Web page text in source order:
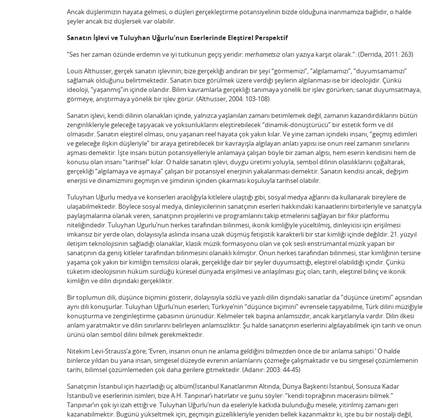
Ancak düşlerimizin hayata gelmesi, o düşleri gerçekleştirme potansiyelinin bizde olduğuna inanmamıza bağlıdır, o halde
şeyler ancak biz düşlersek var olabilir.
Sanatın İşlevi ve Tuluyhan Uğurlu’nun Eserlerinde Eleştirel Perspektif
“Ses her zaman özünde erdemin ve iyi tutkunun geçiş yeridir:merhametsizolan yazıya karşıt olarak.”: (Derrida, 2011: 263)
Louis Althusser, gerçek sanatın işlevinin; bize gerçekliği andıran bir şeyi “görmemizi”, “algılamamızı”, “duyumsamamızı”
sağlamak olduğunu belirtmektedir. Sanatın bize görülmek üzere verdiği şeylerin algılanması ise bir ideolojidir. Çünkü
ideoloji, “yaşanmış”ın içinde olandır. Bilim kavramlarla gerçekliği tanımaya yönelik bir işlev görürken; sanat duyumsatmaya,
görmeye, anıştırmaya yönelik bir işlev görür. (Althusser, 2004: 103-108)
Sanatın işlevi, kendi dilinin olanakları içinde, yalnızca yaşlanılan zamanı betimlemek değil, zamanın kazandırdıklarını bütün
zenginlikleriyle geleceğe taşıyacak ve yoksunluklarını eleştirebilecek “dinamik-dönüştürücü” bir estetik form ve dil
olmasıdır. Sanatın eleştirel olması, onu yaşanan reel hayata çok yakın kılar. Ve yine zaman içindeki insanı, “geçmiş edimleri
ve geleceğe ilişkin düşleriyle” bir araya getirebilecek bir kavrayışla algılayan anlatı yapısı ise onun reel zamanın sınırlarını
aşması demektir. İşte insanı bütün potansiyelleriyle anlamaya çalışan böyle bir zaman algısı, hem eserin kendisini hem de
konusu olan insanı “tarihsel” kılar. O halde sanatın işlevi, duygu üretimi yoluyla, sembol dilinin olasılıklarını çoğaltarak,
gerçekliği “algılamaya ve aşmaya” çalışan bir potansiyel enerjinin yakalanması demektir. Sanatın kendisi ancak, değişim
enerjisi ve dinamizmini geçmişin ve şimdinin içinden çıkarması koşuluyla tarihsel olabilir.
Tuluyhan Uğurlu medya ve konserleri aracılığıyla kitlelere ulaştığı gibi, sosyal medya ağlarını da kullanarak bireylere de
ulaşabilmektedir. Böylece sosyal medya, dinleyicilerinin sanatçının eserleri hakkındaki kanaatlerini birbirleriyle ve sanatçıyla
paylaşmalarına olanak veren, sanatçının projelerini ve programlarını takip etmelerini sağlayan bir fikir platformu
niteliğindedir. Tuluyhan Ugurlu’nun herkes tarafından bilinmesi, ikonik kimliğiyle yüceltilmiş, dinleyicisi için erişilmesi
imkansız bir yerde olan, dolayısıyla aslında insana uzak düşmüş fetişistik karakterli bir star kimliği içinde değildir. 21. yüzyıl
iletişim teknolojisinin sağladığı olanaklar, klasik müzik formasyonu olan ve çok sesli enstrümantal müzik yapan bir
sanatçının da geniş kitleler tarafından bilinmesini olanaklı kılmıştır. Onun herkes tarafından bilinmesi, star kimliğinin tersine
yaşama çok yakın bir kimliğin temsilcisi olarak, gerçekliğe dair bir şeyler duyumsattığı, eleştirel olabildiği içindir. Çünkü
tüketim ideolojisinin hüküm sürdüğü küresel dünyada erişilmesi ve anlaşılması güç olan; tarih, eleştirel bilinç ve ikonik
kimliğin ve dilin dışındaki gerçekliktir.
Bir toplumun dili, düşünce biçimini gösterir, dolayısıyla sözlü ve yazılı dilin dışındaki sanatlar da “düşünce üretimi” açısından
aynı dili konuşurlar. Tuluyhan Uğurlu’nun eserleri; Türkiye’nin “düşünce biçimini” evrensele taşıyabilme, Türk dilini müziğiyle
konuşturma ve zenginleştirme çabasının ürünüdür. Kelimeler tek başına anlamsızdır, ancak karşıtlarıyla vardır. Dilin ilkesi
anlam yaratmaktır ve dilin sınırlarını belirleyen anlamsızlıktır. Şu halde sanatçının eserlerini algılayabilmek için tarih ve onun
ürünü olan sembol dilini bilmek gerekmektedir.
Nitekim Levi-Strauss’a göre; ‘Evren, insanın onun ne anlama geldiğini bilmezden önce de bir anlama sahipti.’ O halde
binlerce yıldan bu yana insan, simgesel düzeyde evrenin anlamlarını çözmeğe çalışmaktadır ve bu simgesel çözümlemenin
tarihi, bilimsel çözümlemeden çok daha gerilere gitmektedir. (Adanır: 2003: 44-45)
Sanatçının İstanbul için hazırladığı üç albüm(İstanbul Kanatlarımın Altında, Dünya Başkenti İstanbul, Sonsuza Kadar
İstanbul) ve eserlerinin isimleri, bize A.H. Tanpınar’ı hatırlatır ve şunu söyler: “kendi toprağının macerasını bilmek.”
Tanpınar’ın çok iyi izah ettiği ve Tuluyhan Uğurlu’nun da eseleriyle katkıda bulunduğu mesele; yitirilmiş zamanı geri
kazanabilmektir. Bugünü yükseltmek için, geçmişin güzellikleriyle yeniden bellek kazanmaktır ki, işte bu bir nostalji değil,